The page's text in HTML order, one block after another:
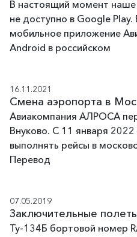
В настоящий момент
не доступно в Google
мобильное приложение
Android в российском
16.11.2021
Смена аэропорта в
Авиакомпания АЛРОСА
Внуково. С 11 января
выполнять рейсы в
Перевод
07.05.2019
Заключительные
Ту-134Б бортовой номер